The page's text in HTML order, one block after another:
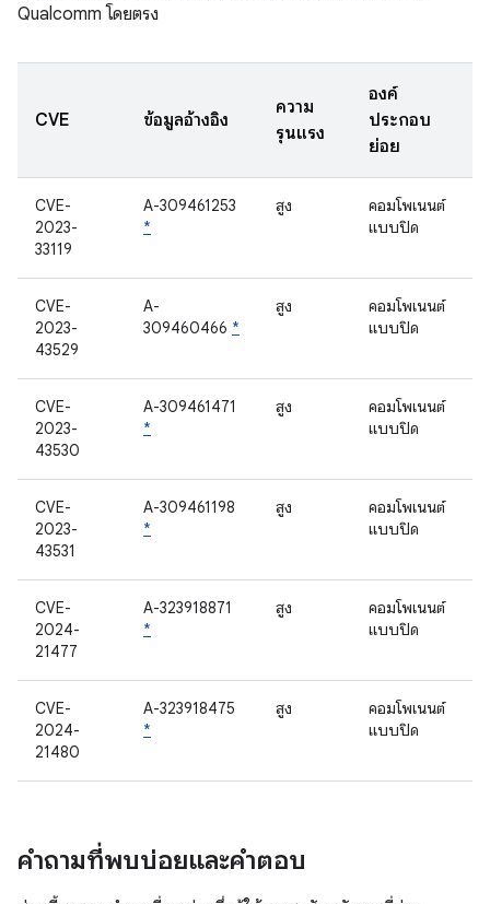
Qualcomm โดยตรง
CVE ข้อมูลอ้างอิง
ความ
รุนแรง
องค์
ประกอบ
ย่อย
CVE-
2023-
33119
A-309461253
*
สูง
คอมโพเนนต์
แบบปิด
CVE-
2023-
43529
A-
309460466 *
สูง
คอมโพเนนต์
แบบปิด
CVE-
2023-
43530
A-309461471
*
สูง
คอมโพเนนต์
แบบปิด
CVE-
2023-
43531
A-309461198
*
สูง
คอมโพเนนต์
แบบปิด
CVE-
2024-
21477
A-323918871
*
สูง
คอมโพเนนต์
แบบปิด
CVE-
2024-
21480
A-323918475
*
สูง
คอมโพเนนต์
แบบปิด
คำถามที่พบบ่อยและคำตอบ